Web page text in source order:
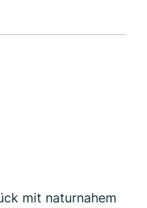
mit naturnahem